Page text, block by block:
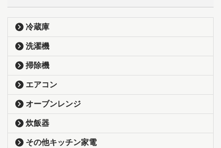
冷蔵庫
洗濯機
掃除機
エアコン
オーブンレンジ
炊飯器
その他キッチン家電